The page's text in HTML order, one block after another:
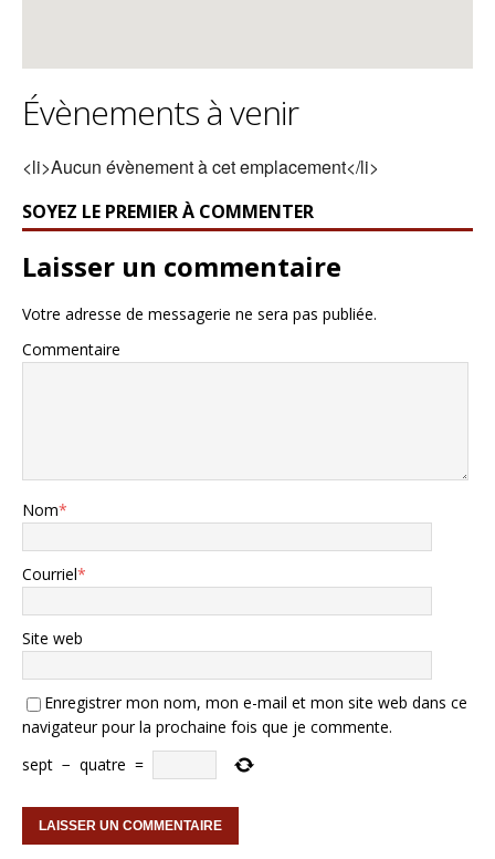
Évènements à venir
<li>Aucun évènement à cet emplacement</li>
SOYEZ LE PREMIER À COMMENTER
Laisser un commentaire
Votre adresse de messagerie ne sera pas publiée.
Commentaire
Nom*
Courriel*
Site web
Enregistrer mon nom, mon e-mail et mon site web dans ce
navigateur pour la prochaine fois que je commente.
sept − quatre =